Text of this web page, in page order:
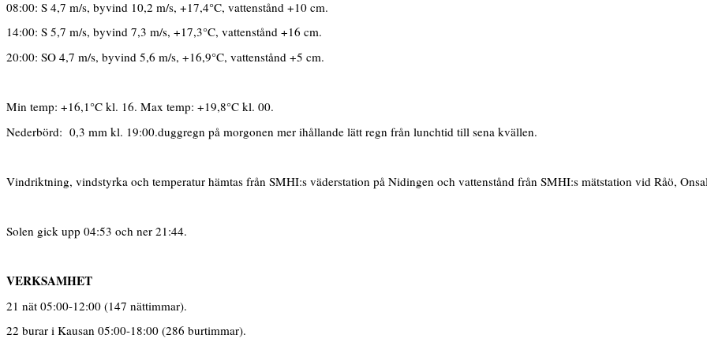
08:00: S 4,7 m/s, byvind 10,2 m/s, +17,4°C, vattenstånd +10 cm.
14:00: S 5,7 m/s, byvind 7,3 m/s, +17,3°C, vattenstånd +16 cm.
20:00: SO 4,7 m/s, byvind 5,6 m/s, +16,9°C, vattenstånd +5 cm.
Min temp: +16,1°C kl. 16. Max temp: +19,8°C kl. 00.
Nederbörd: 0,3 mm kl. 19:00.duggregn på morgonen mer ihållande lätt regn från lunchtid till sena kvällen.
Vindriktning, vindstyrka och temperatur hämtas från SMHI:s väderstation på Nidingen och vattenstånd från SMHI:s mätstation vid Råö,
Solen gick upp 04:53 och ner 21:44.
VERKSAMHET
21 nät 05:00-12:00 (147 nättimmar).
22 burar i Kausan 05:00-18:00 (286 burtimmar).